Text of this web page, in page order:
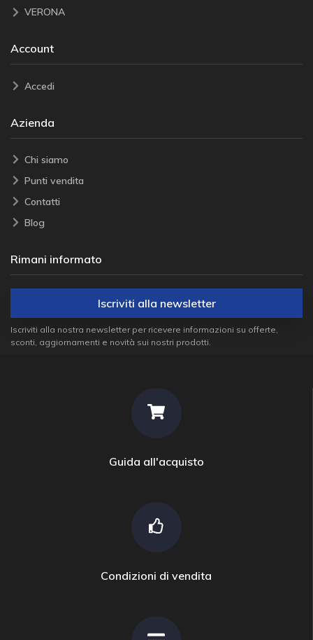
VERONA
Account
Accedi
Azienda
Chi siamo
Punti vendita
Contatti
Blog
Rimani informato
Iscriviti alla newsletter
Iscriviti alla nostra newsletter per ricevere informazioni su offerte,
sconti, aggiornamenti e novità sui nostri prodotti.
Guida all'acquisto
Condizioni di vendita